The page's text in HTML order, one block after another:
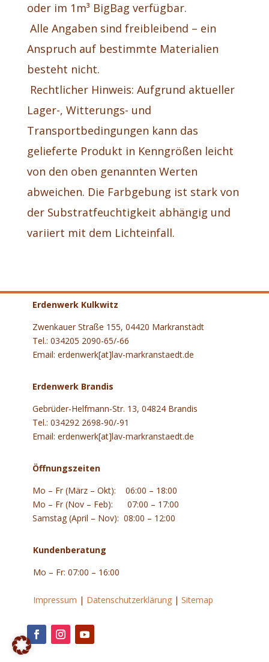
oder im 1m³ BigBag verfügbar.
Alle Angaben sind freibleibend – ein
Anspruch auf bestimmte Materialien
besteht nicht.
Rechtlicher Hinweis: Aufgrund aktueller
Lager-, Witterungs- und
Transportbedingungen kann das
gelieferte Produkt in Kenngrößen leicht
von den oben genannten Werten
abweichen. Die Farbgebung ist stark von
der Substratfeuchtigkeit abhängig und
variiert mit dem Lichteinfall.
Erdenwerk Kulkwitz
Zwenkauer Straße 155, 04420 Markranstädt
Tel.: 034205 2090-65/-66
Email: erdenwerk[at]lav-markranstaedt.de
Erdenwerk Brandis
Gebrüder-Helfmann-Str. 13, 04824 Brandis
Tel.: 034292 2698-90/-91
Email: erdenwerk[at]lav-markranstaedt.de
Öffnungszeiten
Mo – Fr (März – Okt): 06:00 – 18:00
Mo – Fr (Nov – Feb): 07:00 – 17:00
Samstag (April – Nov): 08:00 – 12:00
Kundenberatung
Mo – Fr: 07:00 – 16:00
Impressum | Datenschutzerklärung| Sitemap